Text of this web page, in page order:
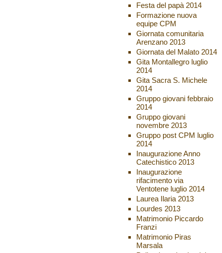
Festa del papà 2014
Formazione nuova
equipe CPM
Giornata comunitaria
Arenzano 2013
Giornata del Malato 2014
Gita Montallegro luglio
2014
Gita Sacra S. Michele
2014
Gruppo giovani febbraio
2014
Gruppo giovani
novembre 2013
Gruppo post CPM luglio
2014
Inaugurazione Anno
Catechistico 2013
Inaugurazione
rifacimento via
Ventotene luglio 2014
Laurea Ilaria 2013
Lourdes 2013
Matrimonio Piccardo
Franzi
Matrimonio Piras
Marsala